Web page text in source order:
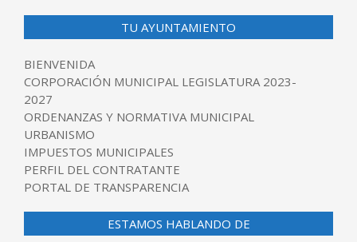
TU AYUNTAMIENTO
BIENVENIDA
CORPORACIÓN MUNICIPAL LEGISLATURA 2023-
2027
ORDENANZAS Y NORMATIVA MUNICIPAL
URBANISMO
IMPUESTOS MUNICIPALES
PERFIL DEL CONTRATANTE
PORTAL DE TRANSPARENCIA
ESTAMOS HABLANDO DE